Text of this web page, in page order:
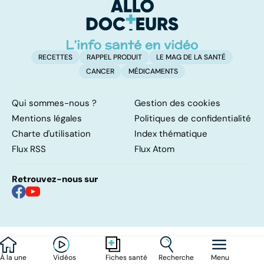
À la une Vidéos Fiches santé Recherche Menu
d'angine ?
RECETTES RAPPEL PRODUIT
LE MAG DE LA SANTÉ
CANCER
MÉDICAMENTS
Qui sommes-nous ?
Gestion des cookies
Mentions légales
Politiques de confidentialité
Charte d'utilisation
Index thématique
Flux RSS
Flux Atom
Retrouvez-nous sur